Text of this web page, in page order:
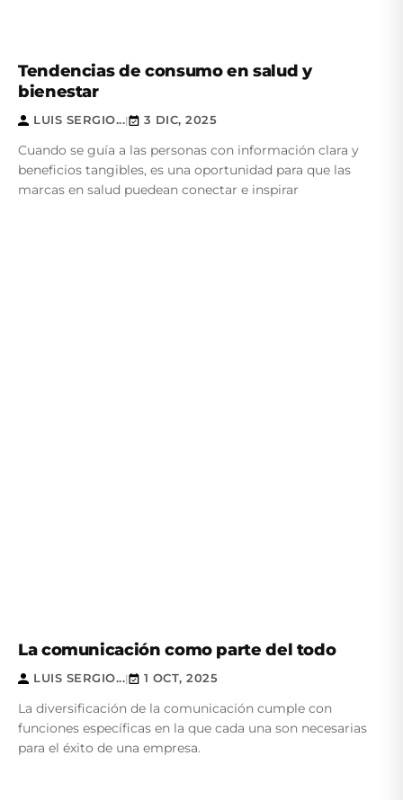
Tendencias de consumo en salud y
bienestar
LUIS SERGIO...| 3 DIC, 2025
Cuando se guía a las personas con información clara y
beneficios tangibles, es una oportunidad para que las
marcas en salud puedean conectar e inspirar
La comunicación como parte del todo
LUIS SERGIO...| 1 OCT, 2025
La diversificación de la comunicación cumple con
funciones específicas en la que cada una son necesarias
para el éxito de una empresa.